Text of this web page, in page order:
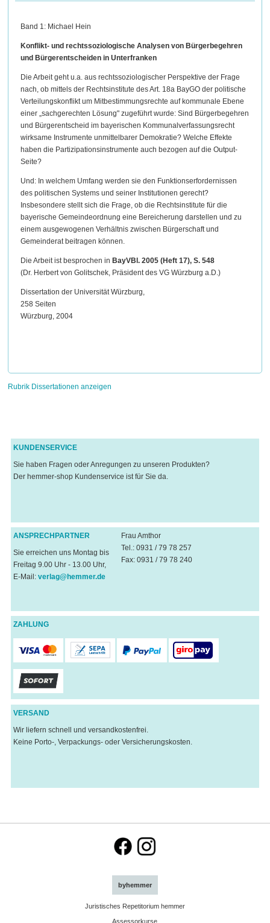
Band 1: Michael Hein
Konflikt- und rechtssoziologische Analysen von Bürgerbegehren
und Bürgerentscheiden in Unterfranken
Die Arbeit geht u.a. aus rechtssoziologischer Perspektive der Frage
nach, ob mittels der Rechtsinstitute des Art. 18a BayGO der politische
Verteilungskonflikt um Mitbestimmungsrechte auf kommunale Ebene
einer „sachgerechten Lösung" zugeführt wurde: Sind Bürgerbegehren
und Bürgerentscheid im bayerischen Kommunalverfassungsrecht
wirksame Instrumente unmittelbarer Demokratie? Welche Effekte
haben die Partizipationsinstrumente auch bezogen auf die Output-
Seite?
Und: In welchem Umfang werden sie den Funktionserfordernissen
des politischen Systems und seiner Institutionen gerecht?
Insbesondere stellt sich die Frage, ob die Rechtsinstitute für die
bayerische Gemeindeordnung eine Bereicherung darstellen und zu
einem ausgewogenen Verhältnis zwischen Bürgerschaft und
Gemeinderat beitragen können.
Die Arbeit ist besprochen in BayVBl. 2005 (Heft 17), S. 548
(Dr. Herbert von Golitschek, Präsident des VG Würzburg a.D.)
Dissertation der Universität Würzburg,
258 Seiten
Würzburg, 2004
Rubrik Dissertationen anzeigen
KUNDENSERVICE
Sie haben Fragen oder Anregungen zu unseren Produkten?
Der hemmer-shop Kundenservice ist für Sie da.
ANSPRECHPARTNER
Sie erreichen uns Montag bis
Freitag 9.00 Uhr - 13.00 Uhr,
E-Mail: verlag@hemmer.de
Frau Amthor
Tel.: 0931 / 79 78 257
Fax: 0931 / 79 78 240
ZAHLUNG
VERSAND
Wir liefern schnell und versandkostenfrei.
Keine Porto-, Verpackungs- oder Versicherungskosten.
byhemmer
Juristisches Repetitorium hemmer
Assessorkurse